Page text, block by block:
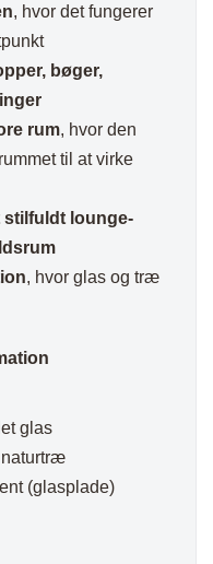
, hvor det fungerer
bøger,
rum, hvor den
til at virke
stilfuldt lounge-
, hvor glas og træ
glas
naturtræ
(glasplade)